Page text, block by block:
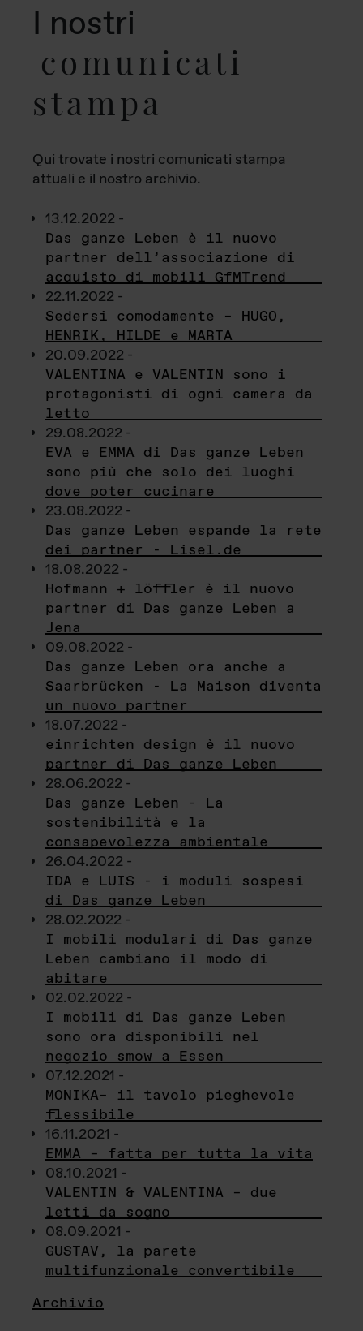
I nostri
comunicati
stampa
Qui trovate i nostri comunicati stampa
attuali e il nostro archivio.
13.12.2022 -
Das ganze Leben è il nuovo
partner dell’associazione di
acquisto di mobili GfMTrend
22.11.2022 -
Sedersi comodamente – HUGO,
HENRIK, HILDE e MARTA
20.09.2022 -
VALENTINA e VALENTIN sono i
protagonisti di ogni camera da
letto
29.08.2022 -
EVA e EMMA di Das ganze Leben
sono più che solo dei luoghi
dove poter cucinare
23.08.2022 -
Das ganze Leben espande la rete
dei partner - Lisel.de
18.08.2022 -
Hofmann + löffler è il nuovo
partner di Das ganze Leben a
Jena
09.08.2022 -
Das ganze Leben ora anche a
Saarbrücken - La Maison diventa
un nuovo partner
18.07.2022 -
einrichten design è il nuovo
partner di Das ganze Leben
28.06.2022 -
Das ganze Leben - La
sostenibilità e la
consapevolezza ambientale
26.04.2022 -
IDA e LUIS - i moduli sospesi
di Das ganze Leben
28.02.2022 -
I mobili modulari di Das ganze
Leben cambiano il modo di
abitare
02.02.2022 -
I mobili di Das ganze Leben
sono ora disponibili nel
negozio smow a Essen
07.12.2021 -
MONIKA– il tavolo pieghevole
flessibile
16.11.2021 -
EMMA – fatta per tutta la vita
08.10.2021 -
VALENTIN & VALENTINA – due
letti da sogno
08.09.2021 -
GUSTAV, la parete
multifunzionale convertibile
Archivio